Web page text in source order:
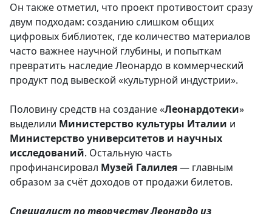
Он также отметил, что проект противостоит сразу
двум подходам: созданию слишком общих
цифровых библиотек, где количество материалов
часто важнее научной глубины, и попыткам
превратить наследие Леонардо в коммерческий
продукт под вывеской «культурной индустрии».
Половину средств на создание «Леонардотеки»
выделили Министерство культуры Италии и
Министерствоуниверситетов и научных
исследований. Остальную часть
профинансировал Музей Галилея— главным
образом за счёт доходов от продажи билетов.
Специалист по творчеству Леонардо из